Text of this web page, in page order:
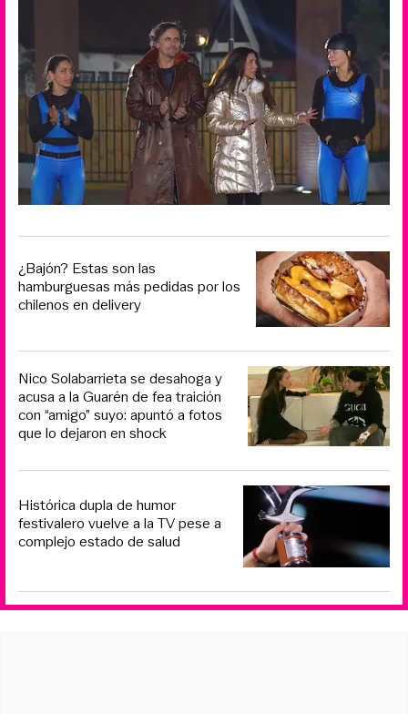
¿Bajón? Estas son las
hamburguesas más pedidas por los
chilenos en delivery
Nico Solabarrieta se desahoga y
acusa a la Guarén de fea traición
con “amigo” suyo: apuntó a fotos
que lo dejaron en shock
Histórica dupla de humor
festivalero vuelve a la TV pese a
complejo estado de salud